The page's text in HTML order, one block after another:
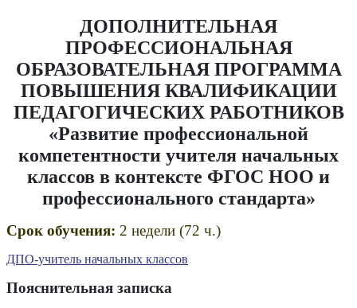
ДОПОЛНИТЕЛЬНАЯ
ПРОФЕССИОНАЛЬНАЯ
ОБРАЗОВАТЕЛЬНАЯ ПРОГРАММА
ПОВЫШЕНИЯ КВАЛИФИКАЦИИ
ПЕДАГОГИЧЕСКИХ РАБОТНИКОВ
«Развитие профессиональной
компетентности учителя начальных
классов в контексте ФГОС НОО и
профессионального стандарта»
Срок обучения: 2 недели (72 ч.)
ДПО-учитель начальных классов
Пояснительная записка